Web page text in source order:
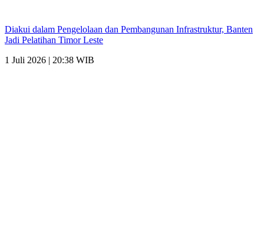
Diakui dalam Pengelolaan dan Pembangunan Infrastruktur, Banten
Jadi Pelatihan Timor Leste
1 Juli 2026 | 20:38 WIB